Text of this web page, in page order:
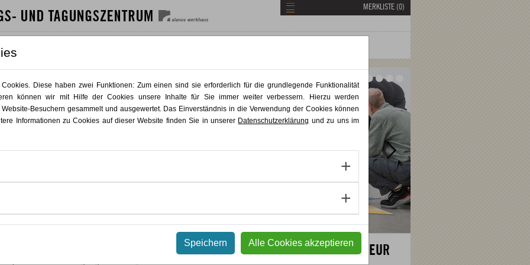
MERKLISTE (0)
und gleichzeitig immer noch ein
besser zu verstehen mit dem
überholte Sichtweisen auf
ein niedrigschwelliges und
Modell kennen: das
können verschiedenste
werden. Gleichzeitg sind die
spielerisches Material geeignet für
Zurück
Vor
Zurück
Vor
KursNr 26.008
13.03.2026-14.03.2026 490,00 EUR
Diese haben zwei Funktionen: Zum einen sind sie erforderlich für die grundlegende Funktionalität
können wir mit Hilfe der Cookies unsere Inhalte für Sie immer weiter verbessern. Hierzu werden
Besuchern gesammelt und ausgewertet. Das Einverständnis in die Verwendung der Cookies können
Informationen zu Cookies auf dieser Website finden Sie in unserer Datenschutzerklärung und zu uns im
Speichern Alle Cookies akzeptieren